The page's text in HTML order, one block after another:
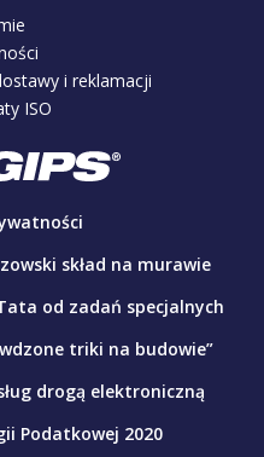
i reklamacji
ISO
skład na murawie
od zadań specjalnych
triki na budowie”
drogą elektroniczną
Podatkowej 2020